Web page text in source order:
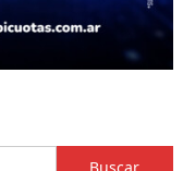
Buscar: